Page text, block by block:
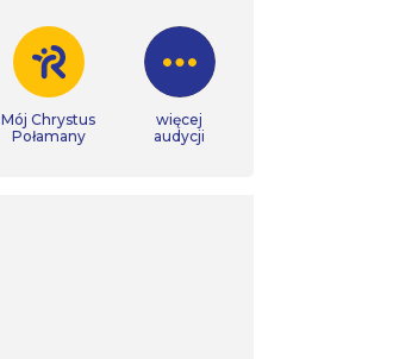
Mój Chrystus
Połamany
więcej
audycji